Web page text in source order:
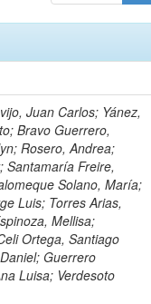
Juan Carlos; Yánez,
Bravo Guerrero,
Rosero, Andrea;
Santamaría Freire,
Solano, María;
Luis; Torres Arias,
Mellisa;
Ortega, Santiago
Guerrero
Luisa; Verdesoto